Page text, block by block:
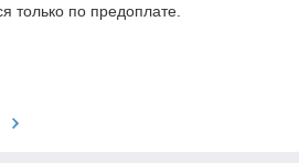
только по предоплате.